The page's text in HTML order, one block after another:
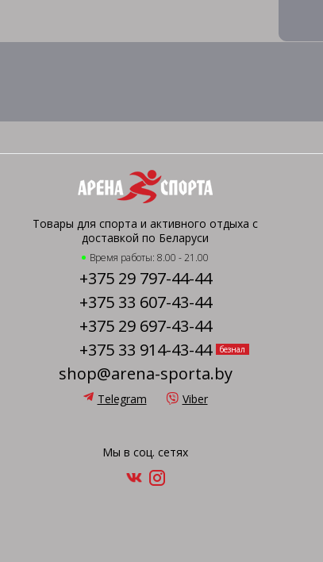
Товары для спорта и активного отдыха с
доставкой по Беларуси
Время работы: 8.00 - 21.00
+375 29 797-44-44
+375 33 607-43-44
+375 29 697-43-44
+375 33 914-43-44
безнал
shop@arena-sporta.by
Telegram Viber
Мы в соц. сетях